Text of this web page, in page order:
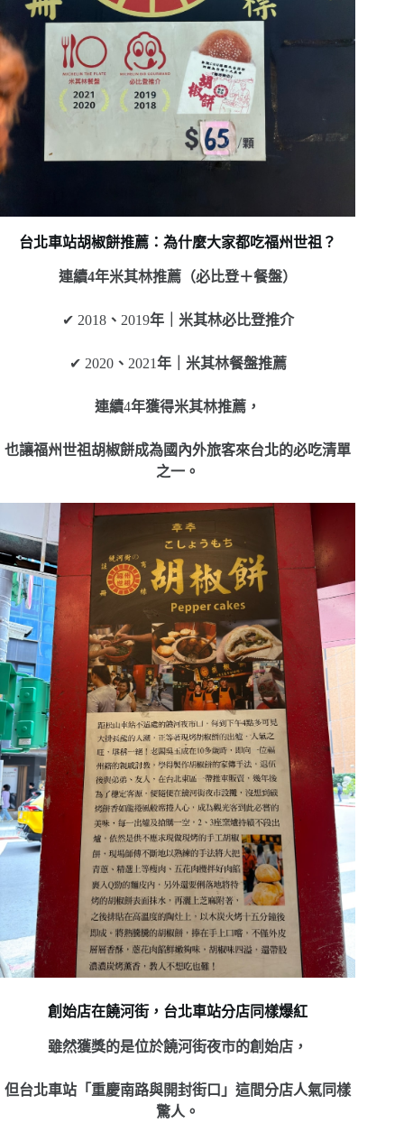
台北車站胡椒餅推薦：為什麼大家都吃福州世祖？
連續4年米其林推薦（必比登＋餐盤）
✔ 2018、 2019年｜米其林必比登推介
✔ 2020、 2021年｜米其林餐盤推薦
連續4年獲得米其林推薦，
也讓福州世祖胡椒餅成為國內外旅客來台北的必吃清單
之一。
創始店在饒河街，台北車站分店同樣爆紅
雖然獲獎的是位於饒河街夜市的創始店，
但台北車站「重慶南路與開封街口」這間分店人氣同樣
驚人。